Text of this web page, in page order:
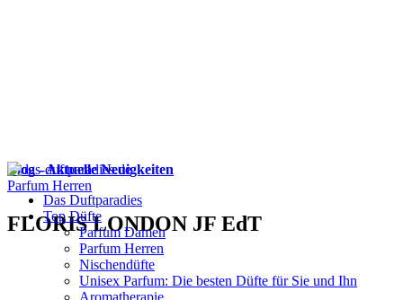
Das Duftparadies
Top Düfte
Parfum Damen
Parfum Herren
Nischendüfte
Unisex Parfum: Die besten Düfte für Sie und Ihn
Aromatherapie
Blog - Aktuelle Neuigkeiten
Parfum Herren
FLORIS LONDON JF EdT